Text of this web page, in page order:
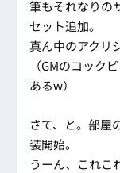
筆もそれなりの
セット追加。
真ん中のアクリ
（GMのコック
あるw）
さて、と。部屋
装開始。
うーん、これこ